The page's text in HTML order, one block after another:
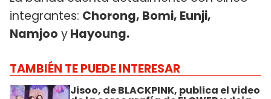
integrantes: Chorong, Bomi, Eunji,
Namjoo yHayoung.
TAMBIÉN TE PUEDE INTERESAR
Jisoo, de BLACKPINK, publica el video